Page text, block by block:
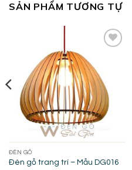
SẢN PHẨM TƯƠNG TỰ
ĐÈN GỖ
Đèn gỗ trang trí – Mẫu DG016